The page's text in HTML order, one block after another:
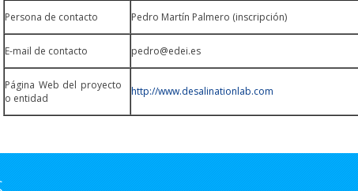
Persona de contacto Pedro Martín Palmero (inscripción)
E-mail de contacto pedro@edei.es
Página Web del proyecto
o entidad
http://www.desalinationlab.com